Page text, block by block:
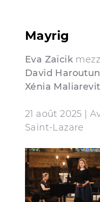
Mayrig
Eva Zaïcik
David
Xénia
21 août 2025 |
Saint-Lazare